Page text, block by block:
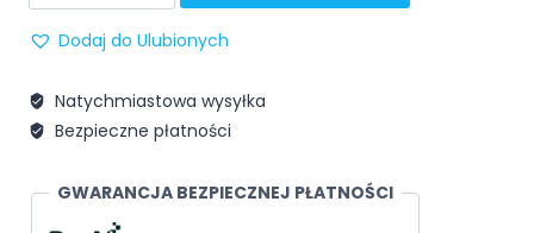
Dodaj do Ulubionych
Natychmiastowa wysyłka
Bezpieczne płatności
GWARANCJA BEZPIECZNEJ PŁATNOŚCI